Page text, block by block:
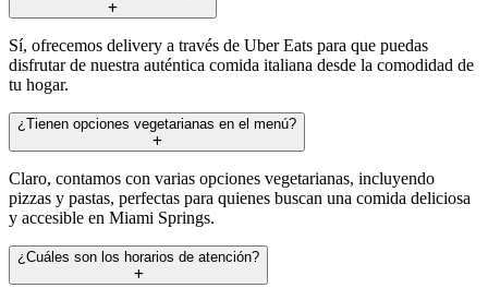
Sí, ofrecemos delivery a través de Uber Eats para que puedas
disfrutar de nuestra auténtica comida italiana desde la comodidad de
tu hogar.
¿Tienen opciones vegetarianas en el menú?
Claro, contamos con varias opciones vegetarianas, incluyendo
pizzas y pastas, perfectas para quienes buscan una comida deliciosa
y accesible en Miami Springs.
¿Cuáles son los horarios de atención?